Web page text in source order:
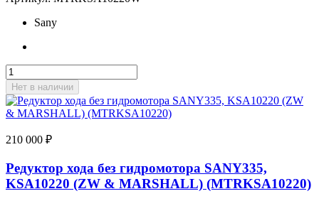
Sany
Нет в наличии
210 000 ₽
Редуктор хода без гидромотора SANY335,
KSA10220 (ZW & MARSHALL) (MTRKSA10220)